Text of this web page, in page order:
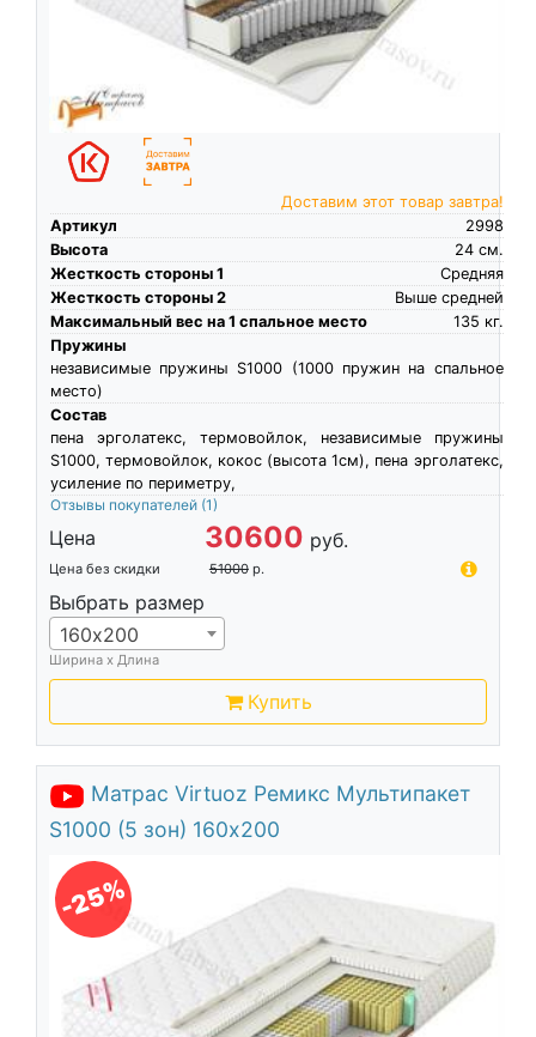
Доставим этот товар завтра!
Артикул
2998
Высота
см.
24
Жесткость стороны 1
Средняя
Жесткость стороны 2
Выше средней
Максимальный вес на 1 спальное место
кг.
135
Пружины
независимые пружины S1000 (1000 пружин на спальное
место)
Состав
пена эрголатекс, термовойлок, независимые пружины
S1000, термовойлок, кокос (высота 1см), пена эрголатекс,
усиление по периметру,
Отзывы покупателей (1)
Цена 30600 руб.
Цена без скидки 51000 р.
Выбрать размер
160х200
Ширина х Длина
Купить
Матрас Virtuoz Ремикс Мультипакет
S1000 (5 зон) 160х200
-25%